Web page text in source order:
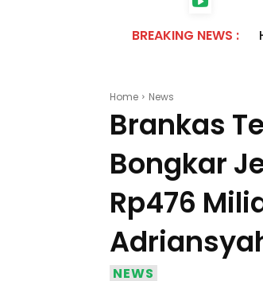
BREAKING NEWS :
Home News
Brankas
Bongkar
Rp476
NEWS